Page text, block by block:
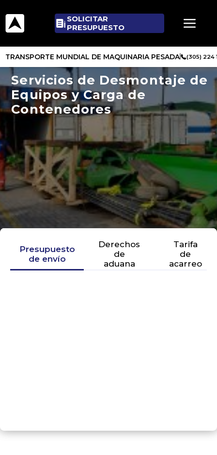
SOLICITAR
PRESUPUESTO
TRANSPORTE MUNDIAL DE MAQUINARIA PESADA (305) 224
Servicios de Desmontaje de
Equipos y Carga de
Contenedores
Presupuesto
de envío
Derechos
de
aduana
Tarifa
de
acarreo